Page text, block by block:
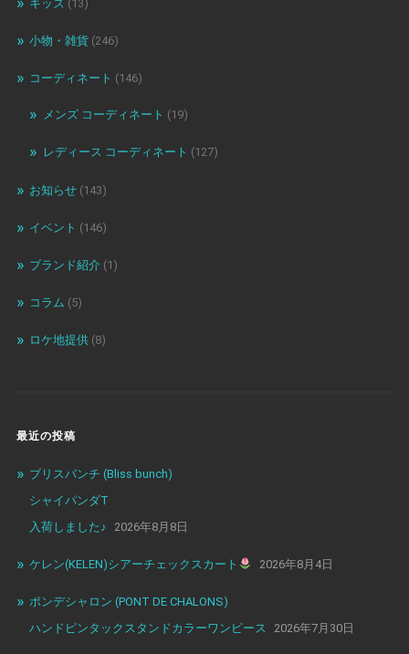
キッズ(13)
小物・雑貨(246)
コーディネート (146)
メンズ コーディネート (19)
レディース コーディネート (127)
お知らせ(143)
イベント (146)
ブランド紹介 (1)
コラム (5)
ロケ地提供(8)
最近の投稿
ブリスバンチ (Bliss bunch)
シャイパンダT
入荷しました♪
2026年8月8日
ケレン(KELEN)シアーチェックスカート 2026年8月4日
ポンデシャロン (PONT DE CHALONS)
ハンドピンタックスタンドカラーワンピース
2026年7月30日